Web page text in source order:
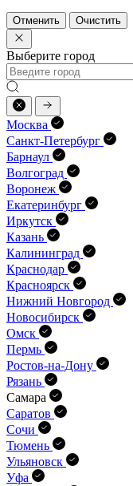
Отменить Очистить
Выберите город
Москва
Санкт-Петербург
Барнаул
Волгоград
Воронеж
Екатеринбург
Иркутск
Казань
Калининград
Краснодар
Красноярск
Нижний Новгород
Новосибирск
Омск
Пермь
Ростов-на-Дону
Рязань
Самара
Саратов
Сочи
Тюмень
Ульяновск
Уфа